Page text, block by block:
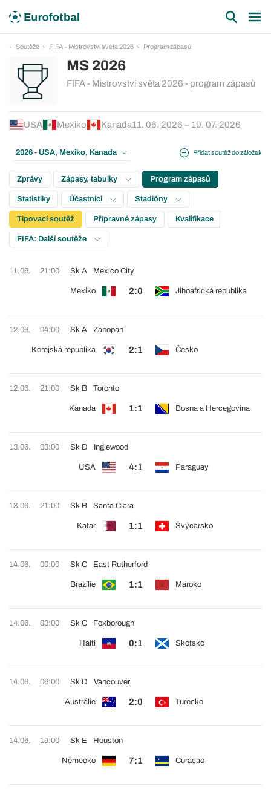
Soutěže FIFA - Mistrovství světa 2026 Program zápasů
MS 2026
FIFA - Mistrovství světa 2026 - program zápasů
USA Mexiko Kanada11. 06. 2026 – 19. 07. 2026
Přidat soutěž do záložek
2026 - USA, Mexiko, Kanada
Zprávy Zápasy, tabulky Program zápasů
Statistiky Účastníci Stadióny
Tipovací soutěž Přípravné zápasy Kvalifikace
FIFA: Další soutěže
11.06. 21:00 Sk A
Mexiko 2:0 Jihoafrická republika
Mexico City
12.06. 04:00 Sk A
Korejská republika 2:1 Česko
Zapopan
12.06. 21:00 Sk B
Kanada 1:1 Bosna a Hercegovina
Toronto
13.06. 03:00 Sk D
USA 4:1 Paraguay
Inglewood
13.06. 21:00 Sk B
Katar 1:1 Švýcarsko
Santa Clara
14.06. 00:00 Sk C
Brazílie 1:1 Maroko
East Rutherford
14.06. 03:00 Sk C
Haiti 0:1 Skotsko
Foxborough
14.06. 06:00 Sk D
Austrálie 2:0 Turecko
Vancouver
14.06. 19:00 Sk E
Německo 7:1 Curaçao
Houston